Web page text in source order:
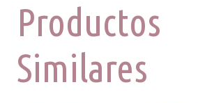
Productos
Similares